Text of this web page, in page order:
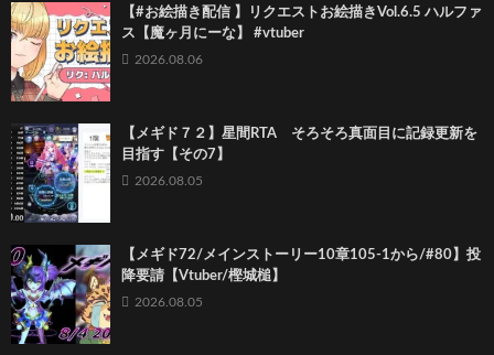
【#お絵描き配信 】リクエストお絵描きVol.6.5 ハルファ
ス【魔ヶ月にーな】 #vtuber
2026.08.06
【メギド７２】星間RTA そろそろ真面目に記録更新を
目指す【その7】
2026.08.05
【メギド72/メインストーリー10章105-1から/#80】投
降要請【Vtuber/樫城槌】
2026.08.05